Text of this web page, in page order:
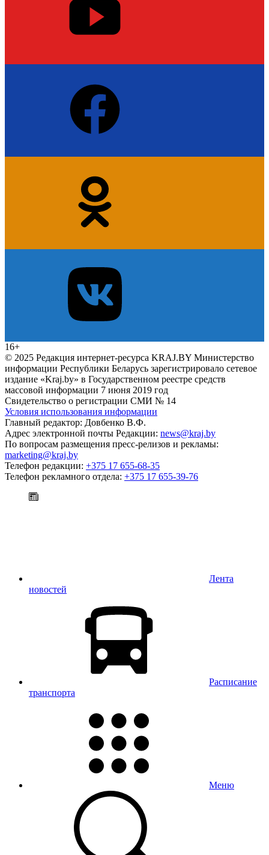
16+
© 2025 Редакция интернет-ресурса KRAJ.BY Министерство
информации Республики Беларусь зарегистрировало сетевое
издание «Kraj.by» в Государственном реестре средств
массовой информации 7 июня 2019 год
Свидетельство о регистрации СМИ № 14
Условия использования информации
Главный редактор: Довбенко В.Ф.
Адрес электронной почты Редакции: news@kraj.by
По вопросам размещения пресс-релизов и рекламы:
marketing@kraj.by
Телефон редакции: +375 17 655-68-35
Телефон рекламного отдела: +375 17 655-39-76
Лента
новостей
Расписание
транспорта
Меню